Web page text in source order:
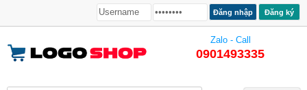
Đăng ký
Zalo - Call
0901493335